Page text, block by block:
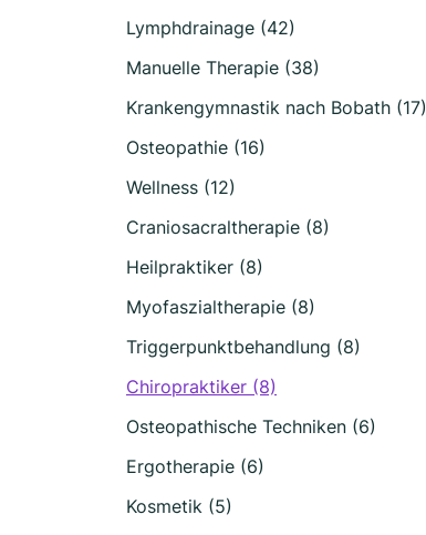
Lymphdrainage (42)
Manuelle Therapie (38)
Krankengymnastik nach Bobath (17)
Osteopathie (16)
Wellness (12)
Craniosacraltherapie (8)
Heilpraktiker (8)
Myofaszialtherapie (8)
Triggerpunktbehandlung (8)
Chiropraktiker (8)
Osteopathische Techniken (6)
Ergotherapie (6)
Kosmetik (5)